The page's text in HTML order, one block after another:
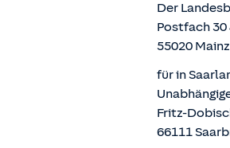
Der
Postfach 30
55020 Mainz
für in
Fritz-
66111